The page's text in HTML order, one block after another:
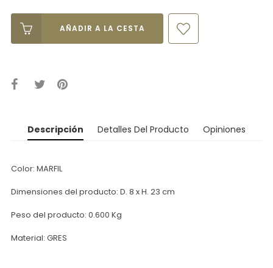
AÑADIR A LA CESTA
Descripción Detalles Del Producto Opiniones
Color: MARFIL
Dimensiones del producto: D. 8 x H. 23 cm
Peso del producto: 0.600 Kg
Material: GRES